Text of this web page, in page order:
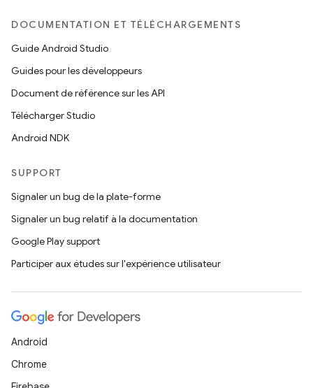
DOCUMENTATION ET TÉLÉCHARGEMENTS
Guide Android Studio
Guides pour les développeurs
Document de référence sur les API
Télécharger Studio
Android NDK
SUPPORT
Signaler un bug de la plate-forme
Signaler un bug relatif à la documentation
Google Play support
Participer aux études sur l'expérience utilisateur
Android
Chrome